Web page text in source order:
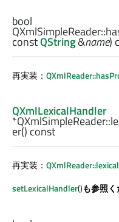
bool
QXmlSimpleReader::
constQString&name)
再実装：
QXmlLexicalHandler
*QXmlSimpleReader::
er() const
再実装：
setLexicalHandler()も参照